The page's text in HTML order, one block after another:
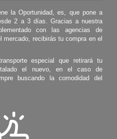
la Oportunidad, es, que pone a
2 a 3 días. Gracias a nuestra
con las agencias de
mercado, recibirás tu compra en el
especial que retirará tu
el nuevo, en el caso de
buscando la comodidad del